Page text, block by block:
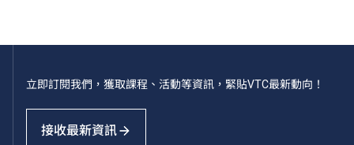
立即訂閱我們，獲取課程、活動等資訊，緊貼VTC最新動向！
接收最新資訊